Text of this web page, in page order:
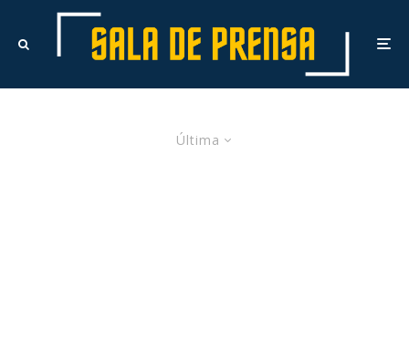
Última